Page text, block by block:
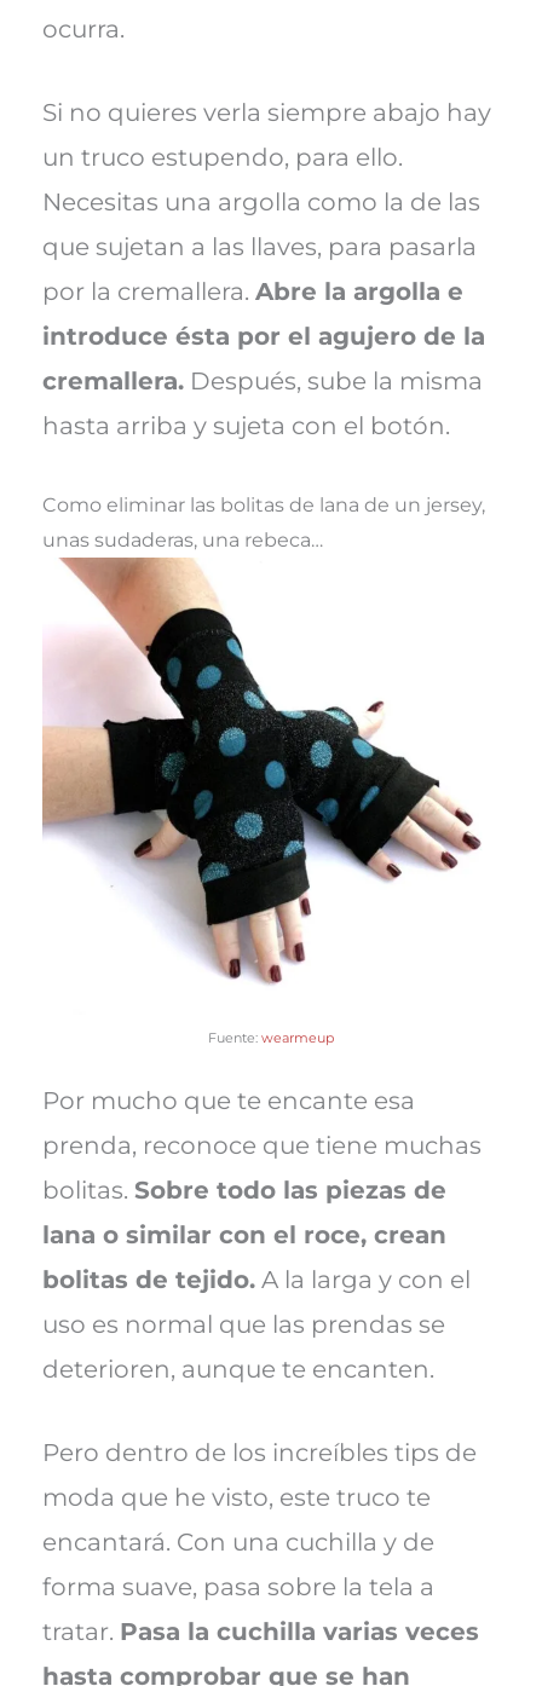
ocurra.
Si no quieres verla siempre abajo hay
un truco estupendo, para ello.
Necesitas una argolla como la de las
que sujetan a las llaves, para pasarla
por la cremallera. Abre la argolla e
introduce ésta por el agujero de la
cremallera.Después, sube la misma
hasta arriba y sujeta con el botón.
Como eliminar las bolitas de lana de un jersey,
unas sudaderas, una rebeca…
Fuente: wearmeup
Por mucho que te encante esa
prenda, reconoce que tiene muchas
bolitas. Sobre todo las piezas de
lana o similar con el roce, crean
bolitas de tejido.A la larga y con el
uso es normal que las prendas se
deterioren, aunque te encanten.
Pero dentro de los increíbles tips de
moda que he visto, este truco te
encantará. Con una cuchilla y de
forma suave, pasa sobre la tela a
tratar. Pasa la cuchilla varias veces
hasta comprobar que se han